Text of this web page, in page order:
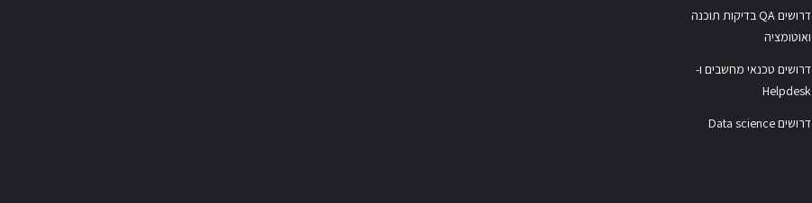
דרושים QA בדיקות תוכנה
ואוטומציה
דרושים טכנאי מחשבים ו-
Helpdesk
דרושים Data science